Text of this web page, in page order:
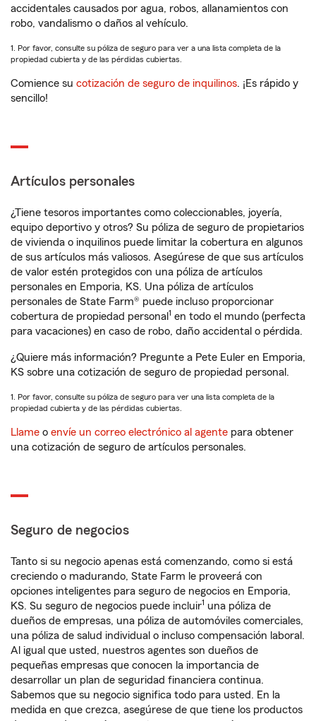
accidentales causados por agua, robos, allanamientos con
robo, vandalismo o daños al vehículo.
1. Por favor, consulte su póliza de seguro para ver a una lista completa de la
propiedad cubierta y de las pérdidas cubiertas.
Comience su cotización de seguro de inquilinos. ¡Es rápido y
sencillo!
Artículos personales
¿Tiene tesoros importantes como coleccionables, joyería,
equipo deportivo y otros? Su póliza de seguro de propietarios
de vivienda o inquilinos puede limitar la cobertura en algunos
de sus artículos más valiosos. Asegúrese de que sus artículos
de valor estén protegidos con una póliza de artículos
personales en Emporia, KS. Una póliza de artículos
personales de State Farm® puede incluso proporcionar
cobertura de propiedad personal 1 en todo el mundo (perfecta
para vacaciones) en caso de robo, daño accidental o pérdida.
¿Quiere más información? Pregunte a Pete Euler en Emporia,
KS sobre una cotización de seguro de propiedad personal.
1. Por favor, consulte su póliza de seguro para ver una lista completa de la
propiedad cubierta y de las pérdidas cubiertas.
Llame o envíe un correo electrónico al agente para obtener
una cotización de seguro de artículos personales.
Seguro de negocios
Tanto si su negocio apenas está comenzando, como si está
creciendo o madurando, State Farm le proveerá con
opciones inteligentes para seguro de negocios en Emporia,
KS. Su seguro de negocios puede incluir1 una póliza de
dueños de empresas, una póliza de automóviles comerciales,
una póliza de salud individual o incluso compensación laboral.
Al igual que usted, nuestros agentes son dueños de
pequeñas empresas que conocen la importancia de
desarrollar un plan de seguridad financiera continua.
Sabemos que su negocio significa todo para usted. En la
medida en que crezca, asegúrese de que tiene los productos